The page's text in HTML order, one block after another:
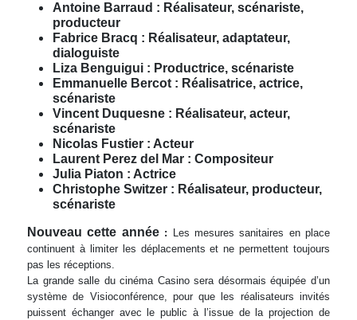
Antoine Barraud : Réalisateur, scénariste,
producteur
Fabrice Bracq : Réalisateur, adaptateur,
dialoguiste
Liza Benguigui : Productrice, scénariste
Emmanuelle Bercot : Réalisatrice, actrice,
scénariste
Vincent Duquesne : Réalisateur, acteur,
scénariste
Nicolas Fustier : Acteur
Laurent Perez del Mar : Compositeur
Julia Piaton : Actrice
Christophe Switzer : Réalisateur, producteur,
scénariste
Nouveau cette année:
Les mesures sanitaires en place
continuent à limiter les déplacements et ne permettent toujours
pas les réceptions.
La grande salle du cinéma Casino sera désormais équipée d’un
système de Visioconférence, pour que les réalisateurs invités
puissent échanger avec le public à l’issue de la projection de